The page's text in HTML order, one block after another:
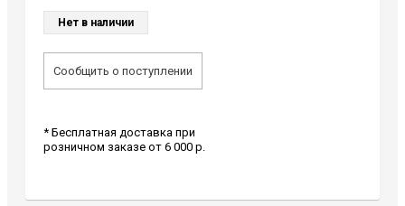
Нет в наличии
Сообщить о поступлении
* Бесплатная доставка при
розничном заказе от 6 000 р.